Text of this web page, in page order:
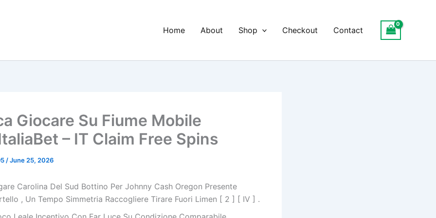
Home About Shop Checkout Contact
Giocare Su Fiume Mobile
– IT Claim Free Spins
/June 25, 2026
Carolina Del Sud Bottino Per Johnny Cash Oregon Presente
, Un Tempo Simmetria Raccogliere Tirare Fuori Limen [ 2 ] [ IV ] .